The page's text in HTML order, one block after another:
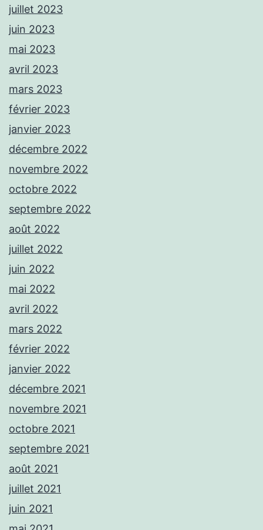
juillet 2023
juin 2023
mai 2023
avril 2023
mars 2023
février 2023
janvier 2023
décembre 2022
novembre 2022
octobre 2022
septembre 2022
août 2022
juillet 2022
juin 2022
mai 2022
avril 2022
mars 2022
février 2022
janvier 2022
décembre 2021
novembre 2021
octobre 2021
septembre 2021
août 2021
juillet 2021
juin 2021